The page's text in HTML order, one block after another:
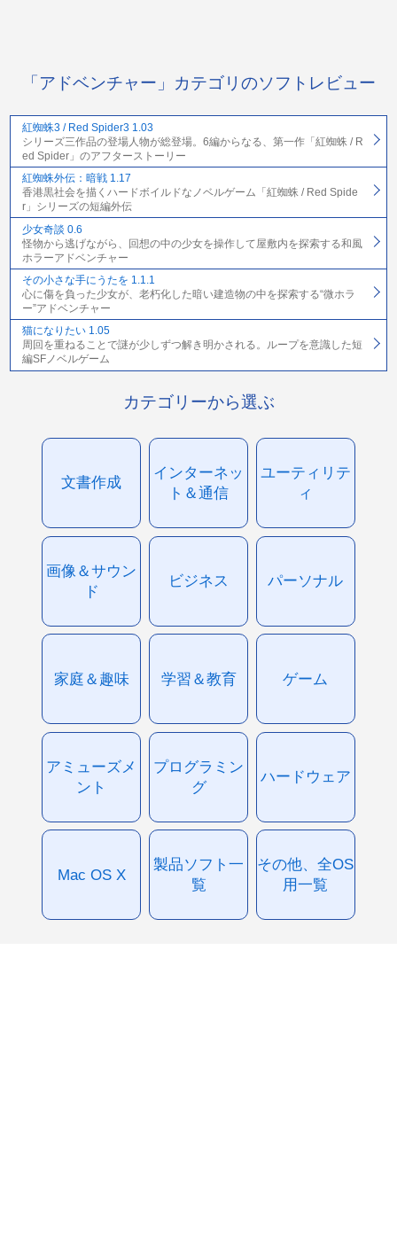
「アドベンチャー」カテゴリのソフトレビュー
紅蜘蛛3 / Red Spider3 1.03
シリーズ三作品の登場人物が総登場。6編からなる、第一作「紅蜘蛛 / R
ed Spider」のアフターストーリー
紅蜘蛛外伝：暗戦 1.17
香港黒社会を描くハードボイルドなノベルゲーム「紅蜘蛛 / Red Spide
r」シリーズの短編外伝
少女奇談 0.6
怪物から逃げながら、回想の中の少女を操作して屋敷内を探索する和風
ホラーアドベンチャー
その小さな手にうたを 1.1.1
心に傷を負った少女が、老朽化した暗い建造物の中を探索する“微ホラ
ー”アドベンチャー
猫になりたい 1.05
周回を重ねることで謎が少しずつ解き明かされる。ループを意識した短
編SFノベルゲーム
カテゴリーから選ぶ
文書作成
インターネッ
ト＆通信
ユーティリテ
ィ
画像＆サウン
ド
ビジネス パーソナル
家庭＆趣味 学習＆教育 ゲーム
アミューズメ
ント
プログラミン
グ
ハードウェア
Mac OS X
製品ソフト一
覧
その他、全OS
用一覧